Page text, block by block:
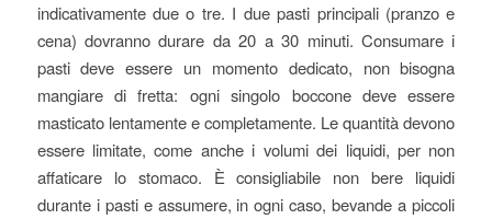
indicativamente due o tre. I due pasti principali (pranzo e
cena) dovranno durare da 20 a 30 minuti. Consumare i
pasti deve essere un momento dedicato, non bisogna
mangiare di fretta: ogni singolo boccone deve essere
masticato lentamente e completamente. Le quantità devono
essere limitate, come anche i volumi dei liquidi, per non
affaticare lo stomaco. È consigliabile non bere liquidi
durante i pasti e assumere, in ogni caso, bevande a piccoli